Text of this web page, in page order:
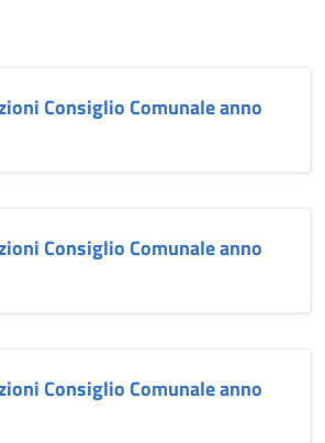
Consiglio Comunale anno
Consiglio Comunale anno
Consiglio Comunale anno